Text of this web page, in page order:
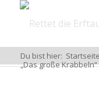
Du bist hier: Startseite
„Das große Krabbeln“